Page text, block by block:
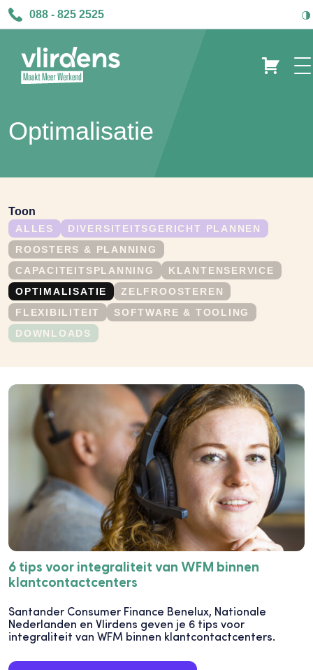
088 - 825 2525
Optimalisatie
Toon
ALLES
DIVERSITEITSGERICHT PLANNEN
ROOSTERS & PLANNING
CAPACITEITSPLANNING
KLANTENSERVICE
OPTIMALISATIE
ZELFROOSTEREN
FLEXIBILITEIT
SOFTWARE & TOOLING
DOWNLOADS
6 tips voor integraliteit van WFM binnen
klantcontactcenters
Santander Consumer Finance Benelux, Nationale
Nederlanden en Vlirdens geven je 6 tips voor
integraliteit van WFM binnen klantcontactcenters.